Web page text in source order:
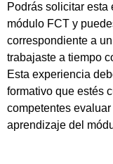
Podrás solicitar esta
módulo FCT y
correspondiente a
trabajaste a tiempo
Esta experiencia
formativo que estés
competentes
aprendizaje del